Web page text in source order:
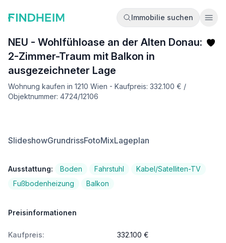
Immobilie suchen
NEU - Wohlfühloase an der Alten Donau:
2-Zimmer-Traum mit Balkon in
ausgezeichneter Lage
Wohnung kaufen in 1210 Wien - Kaufpreis: 332.100 € /
Objektnummer: 4724/12106
SlideshowGrundrissFotoMixLageplan
Ausstattung: Boden Fahrstuhl
Kabel/Satelliten-TV
Fußbodenheizung
Balkon
Preisinformationen
Kaufpreis: 332.100 €